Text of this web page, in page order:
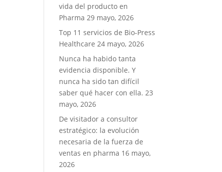
vida del producto en
Pharma 29 mayo, 2026
Top 11 servicios de Bio-Press
Healthcare 24 mayo, 2026
Nunca ha habido tanta
evidencia disponible. Y
nunca ha sido tan difícil
saber qué hacer con ella. 23
mayo, 2026
De visitador a consultor
estratégico: la evolución
necesaria de la fuerza de
ventas en pharma 16 mayo,
2026